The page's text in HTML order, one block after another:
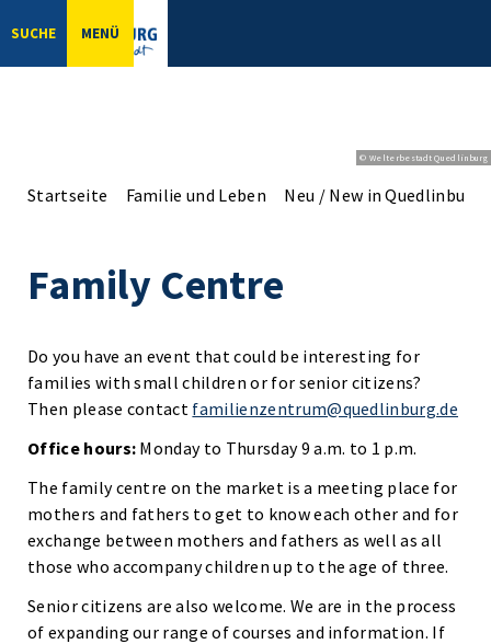
SUCHE MENÜ
© Welterbestadt Quedlinburg
Startseite Familie und Leben Neu / New in Quedlinburg
Family Centre
Do you have an event that could be interesting for
families with small children or for senior citizens?
Then please contact familienzentrum@quedlinburg.de
Office hours: Monday to Thursday 9 a.m. to 1 p.m.
The family centre on the market is a meeting place for
mothers and fathers to get to know each other and for
exchange between mothers and fathers as well as all
those who accompany children up to the age of three.
Senior citizens are also welcome. We are in the process
of expanding our range of courses and information. If